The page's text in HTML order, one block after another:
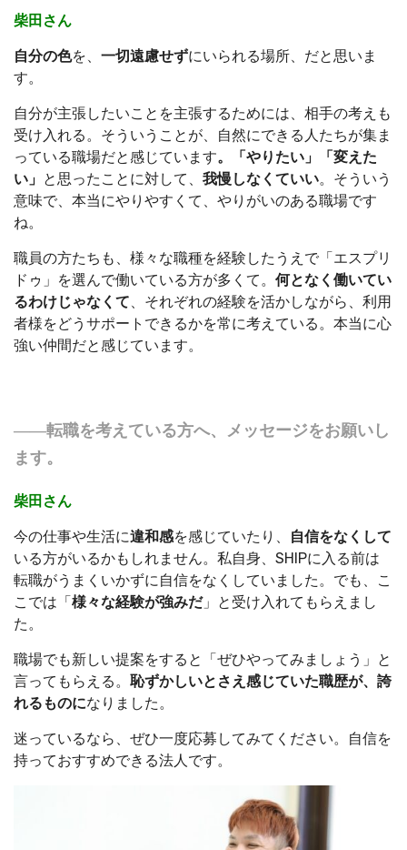
柴田さん
自分の色を、 一切遠慮せずにいられる場所、だと思いま
す。
自分が主張したいことを主張するためには、相手の考えも
受け入れる。そういうことが、自然にできる人たちが集ま
っている職場だと感じています。「やりたい」「変えた
い」 と思ったことに対して、 我慢しなくていい。そういう
意味で、本当にやりやすくて、やりがいのある職場です
ね。
職員の方たちも、様々な職種を経験したうえで「エスプリ
ドゥ」を選んで働いている方が多くて。 何となく働いてい
るわけじゃなくて、それぞれの経験を活かしながら、利用
者様をどうサポートできるかを常に考えている。本当に心
強い仲間だと感じています。
――転職を考えている方へ、メッセージをお願いし
ます。
柴田さん
今の仕事や生活に違和感を感じていたり、
自信をなくして
いる方がいるかもしれません。私自身、SHIPに入る前は
転職がうまくいかずに自信をなくしていました。でも、こ
こでは「 様々な経験が強みだ」と受け入れてもらえまし
た。
職場でも新しい提案をすると「ぜひやってみましょう」と
言ってもらえる。 恥ずかしいとさえ感じていた職歴が、誇
れるものになりました。
迷っているなら、ぜひ一度応募してみてください。自信を
持っておすすめできる法人です。